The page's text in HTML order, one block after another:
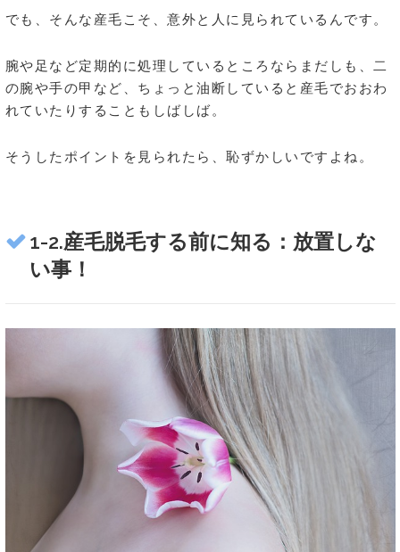
でも、そんな産毛こそ、意外と人に見られているんです。
腕や足など定期的に処理しているところならまだしも、二
の腕や手の甲など、ちょっと油断していると産毛でおおわ
れていたりすることもしばしば。
そうしたポイントを見られたら、恥ずかしいですよね。
1-2.産毛脱毛する前に知る：放置しな
い事！